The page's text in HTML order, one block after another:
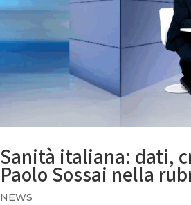
Sanità italiana: dati,
Paolo Sossai nella
NEWS